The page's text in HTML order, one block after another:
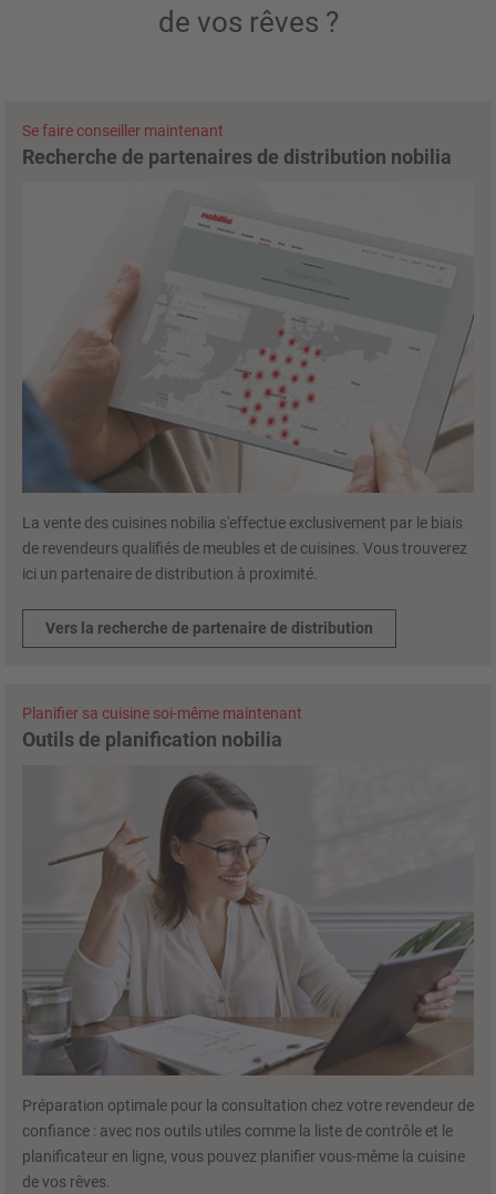
de vos rêves ?
Se faire conseiller maintenant
Recherche de partenaires de distribution nobilia
La vente des cuisines nobilia s'effectue exclusivement par le biais
de revendeurs qualifiés de meubles et de cuisines. Vous trouverez
ici un partenaire de distribution à proximité.
Vers la recherche de partenaire de distribution
Planifier sa cuisine soi-même maintenant
Outils de planification nobilia
Préparation optimale pour la consultation chez votre revendeur de
confiance : avec nos outils utiles comme la liste de contrôle et le
planificateur en ligne, vous pouvez planifier vous-même la cuisine
de vos rêves.